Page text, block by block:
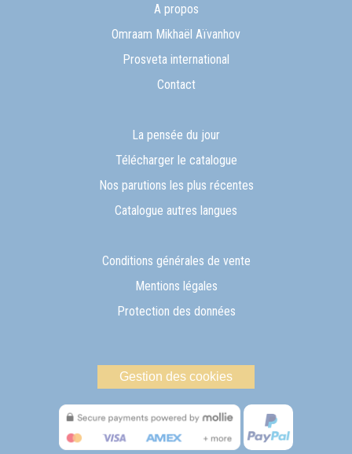
A propos
Omraam Mikhaël Aïvanhov
Prosveta international
Contact
La pensée du jour
Télécharger le catalogue
Nos parutions les plus récentes
Catalogue autres langues
Conditions générales de vente
Mentions légales
Protection des données
Gestion des cookies